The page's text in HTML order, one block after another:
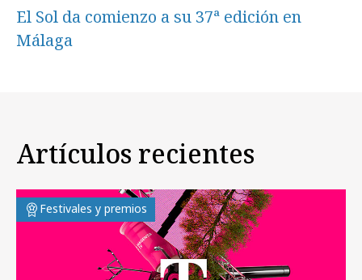
El Sol da comienzo a su 37ª edición en
Málaga
Artículos recientes
Festivales y premios